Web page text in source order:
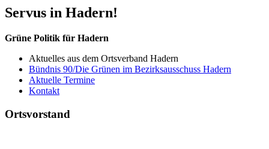
Servus in Hadern!
Grüne Politik für Hadern
Aktuelles aus dem Ortsverband Hadern
Bündnis 90/Die Grünen im Bezirksausschuss Hadern
Aktuelle Termine
Kontakt
Ortsvorstand